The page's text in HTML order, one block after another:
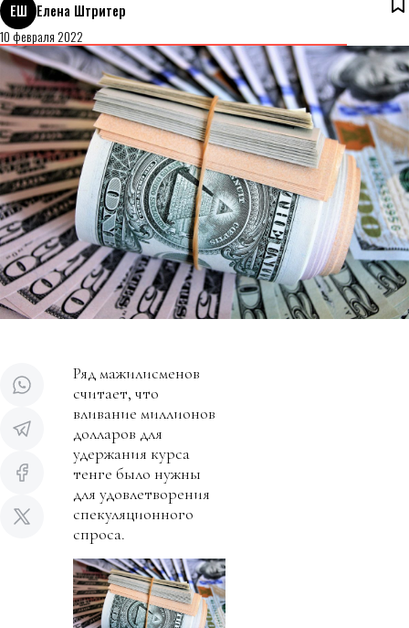
ЕШ Елена Штритер
10 февраля 2022
Ряд мажилисменов
считает, что
вливание миллионов
долларов для
удержания курса
тенге было нужны
для удовлетворения
спекуляционного
спроса.